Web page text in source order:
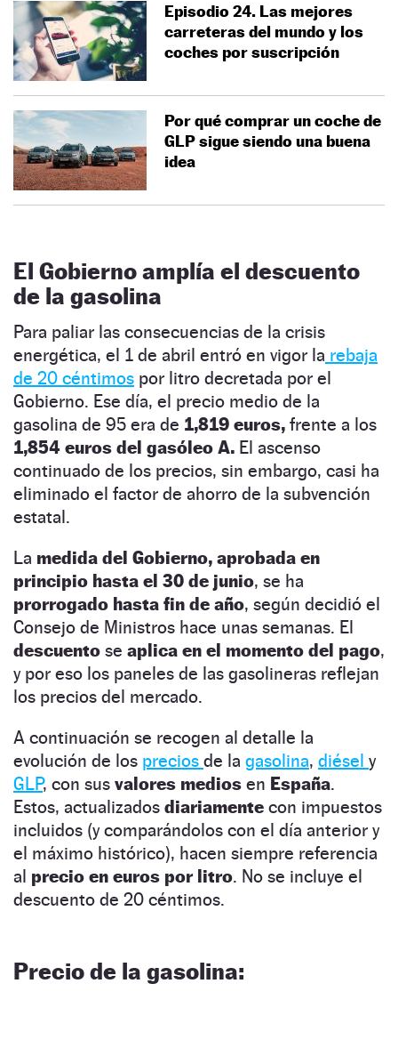
Episodio 24. Las mejores
carreteras del mundo y los
coches por suscripción
Por qué comprar un coche de
GLP sigue siendo una buena
idea
El Gobierno amplía el descuento
de la gasolina
Para paliar las consecuencias de la crisis
energética, el 1 de abril entró en vigor la rebaja
de 20 céntimos por litro decretada por el
Gobierno. Ese día, el precio medio de la
gasolina de 95 era de 1,819 euros, frente a los
1,854 euros del gasóleo A. El ascenso
continuado de los precios, sin embargo, casi ha
eliminado el factor de ahorro de la subvención
estatal.
La medida del Gobierno, aprobada en
principio hasta el 30 de junio, se ha
prorrogado hasta fin de año, según decidió el
Consejo de Ministros hace unas semanas. El
descuento se aplica en el momento del pago,
y por eso los paneles de las gasolineras reflejan
los precios del mercado.
A continuación se recogen al detalle la
evolución de los precios de la gasolina, diésel y
GLP, con sus valores medios en España.
Estos, actualizados diariamente con impuestos
incluidos (y comparándolos con el día anterior y
el máximo histórico), hacen siempre referencia
al precio en euros por litro. No se incluye el
descuento de 20 céntimos.
Precio de la gasolina: